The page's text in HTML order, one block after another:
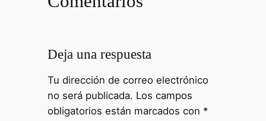
Deja una respuesta
Tu dirección de correo electrónico
no será publicada. Los campos
obligatorios están marcados con *